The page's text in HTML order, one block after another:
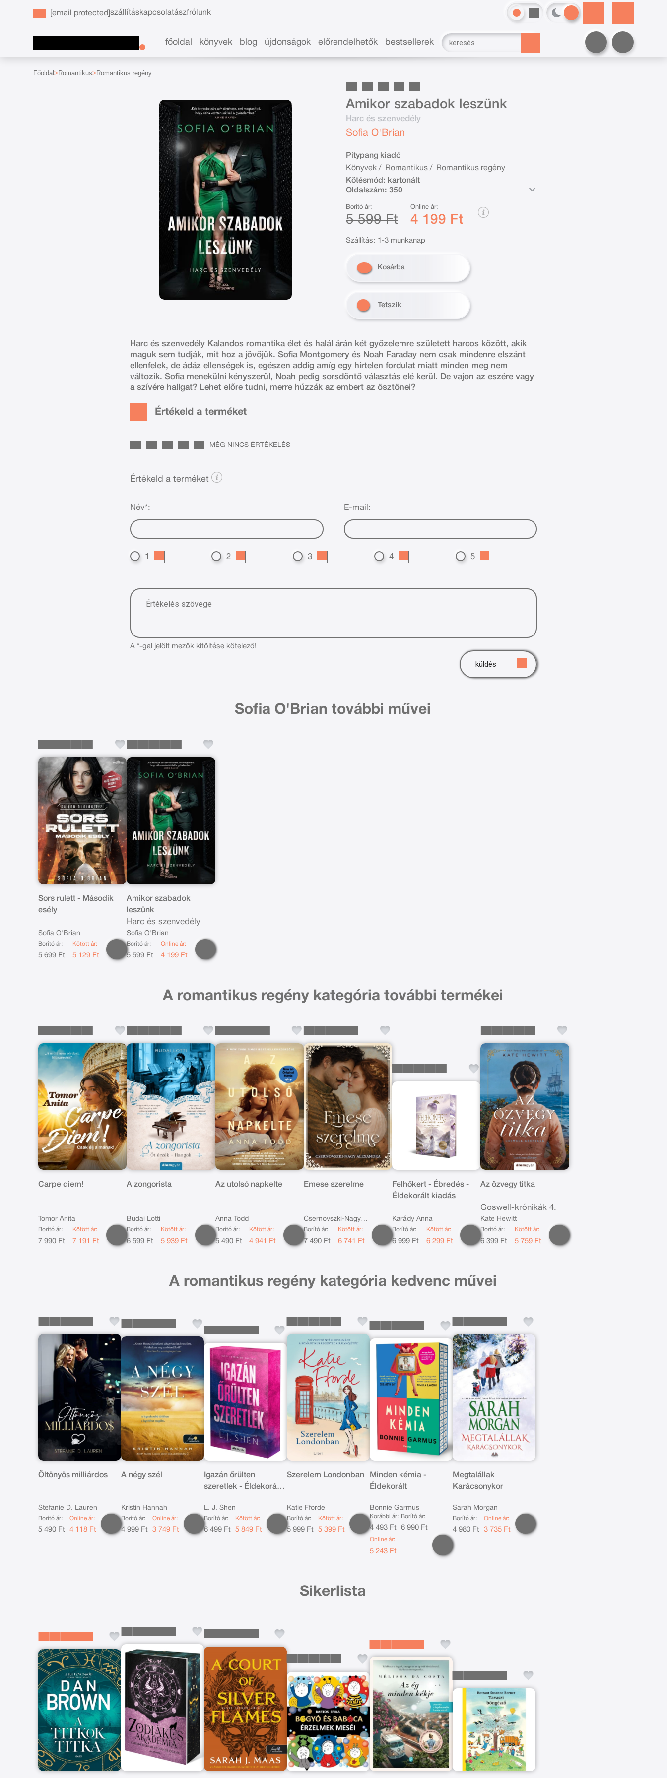
[email protected]szállításkapcsolatászfrólunk
főoldal könyvek blog újdonságok előrendelhetők bestsellerek
Főoldal Romantikus Romantikus regény
Amikor szabadok leszünk
Harc és szenvedély
Sofia O'Brian
Pitypang kiadó
Könyvek / Romantikus /
Romantikus regény
Kötésmód: kartonált
Oldalszám: 350
Borító ár:
5 599 Ft
Online ár:
4 199 Ft
Szállítás: 1-3 munkanap
Kosárba
Tetszik
Harc és szenvedély Kalandos romantika élet és halál árán két győzelemre született harcos között, akik
maguk sem tudják, mit hoz a jövőjük. Sofia Montgomery és Noah Faraday nem csak mindenre elszánt
ellenfelek, de ádáz ellenségek is, egészen addig amíg egy hirtelen fordulat miatt minden meg nem
változik. Sofia menekülni kényszerül, Noah pedig sorsdöntő választás elé kerül. De vajon az eszére vagy
a szívére hallgat? Lehet előre tudni, merre húzzák az embert az ösztönei?
Értékeld a terméket
MÉG NINCS ÉRTÉKELÉS
Értékeld a terméket
Név*: E-mail:
1 2 3 4 5
A *-gal jelölt mezők kitöltése kötelező!
küldés
Sofia O'Brian további művei
Sors rulett - Második
esély
Sofia O'Brian
Borító ár:
5 699 Ft
Kötött ár:
5 129 Ft
Amikor szabadok
leszünk
Harc és szenvedély
Sofia O'Brian
Borító ár:
5 599 Ft
Online ár:
4 199 Ft
A romantikus regény kategória további termékei
Carpe diem!
Tomor Anita
Borító ár:
7 990 Ft
Kötött ár:
7 191 Ft
A zongorista
Budai Lotti
Borító ár:
6 599 Ft
Kötött ár:
5 939 Ft
Az utolsó napkelte
Anna Todd
Borító ár:
5 490 Ft
Kötött ár:
4 941 Ft
Emese szerelme
Csernovszki-Nagy
Alexandra
Borító ár:
7 490 Ft
Kötött ár:
6 741 Ft
Felhőkert - Ébredés -
Éldekorált kiadás
Karády Anna
Borító ár:
6 999 Ft
Kötött ár:
6 299 Ft
Az özvegy titka
Goswell-krónikák 4.
Kate Hewitt
Borító ár:
6 399 Ft
Kötött ár:
5 759 Ft
A romantikus regény kategória kedvenc művei
Öltönyös milliárdos
Stefanie D. Lauren
Borító ár:
5 490 Ft
Online ár:
4 118 Ft
A négy szél
Kristin Hannah
Borító ár:
4 999 Ft
Online ár:
3 749 Ft
Igazán őrülten
szeretlek - Éldekorált
L. J. Shen
Borító ár:
6 499 Ft
Kötött ár:
5 849 Ft
Szerelem Londonban
Katie Fforde
Borító ár:
5 999 Ft
Kötött ár:
5 399 Ft
Minden kémia -
Éldekorált
Bonnie Garmus
Korábbi ár:
4 493 Ft
Borító ár:
6 990 Ft
Online ár:
5 243 Ft
Megtalállak
Karácsonykor
Sarah Morgan
Borító ár:
4 980 Ft
Online ár:
3 735 Ft
Sikerlista